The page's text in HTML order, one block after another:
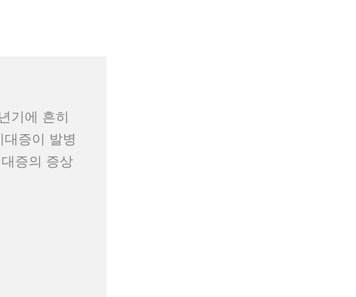
기에 흔히
증이 발병
증의 증상